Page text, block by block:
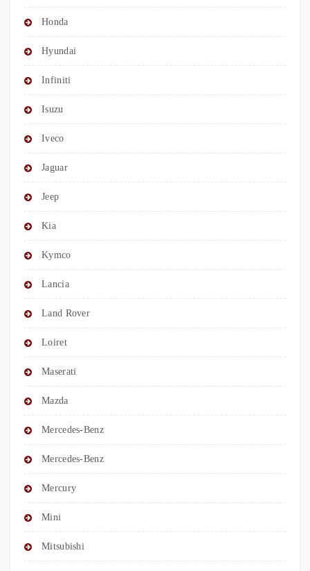
Honda
Hyundai
Infiniti
Isuzu
Iveco
Jaguar
Jeep
Kia
Kymco
Lancia
Land Rover
Loiret
Maserati
Mazda
Mercedes-Benz
Mercedes-Benz
Mercury
Mini
Mitsubishi